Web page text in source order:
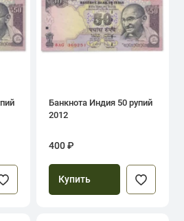
Банкнота Индия 50 рупий
2012
400 ₽
Купить